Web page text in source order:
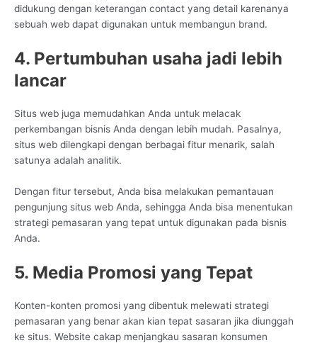
didukung dengan keterangan contact yang detail karenanya
sebuah web dapat digunakan untuk membangun brand.
4. Pertumbuhan usaha jadi lebih
lancar
Situs web juga memudahkan Anda untuk melacak
perkembangan bisnis Anda dengan lebih mudah. Pasalnya,
situs web dilengkapi dengan berbagai fitur menarik, salah
satunya adalah analitik.
Dengan fitur tersebut, Anda bisa melakukan pemantauan
pengunjung situs web Anda, sehingga Anda bisa menentukan
strategi pemasaran yang tepat untuk digunakan pada bisnis
Anda.
5. Media Promosi yang Tepat
Konten-konten promosi yang dibentuk melewati strategi
pemasaran yang benar akan kian tepat sasaran jika diunggah
ke situs. Website cakap menjangkau sasaran konsumen